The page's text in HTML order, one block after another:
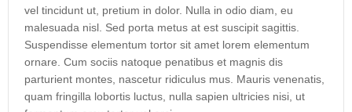
vel tincidunt ut, pretium in dolor. Nulla in odio diam, eu
malesuada nisl. Sed porta metus at est suscipit sagittis.
Suspendisse elementum tortor sit amet lorem elementum
ornare. Cum sociis natoque penatibus et magnis dis
parturient montes, nascetur ridiculus mus. Mauris venenatis,
quam fringilla lobortis luctus, nulla sapien ultricies nisi, ut